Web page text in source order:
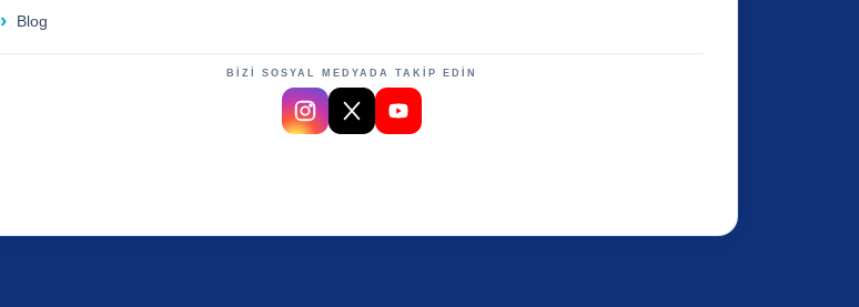
Blog
BİZİ SOSYAL MEDYADA TAKİP EDİN